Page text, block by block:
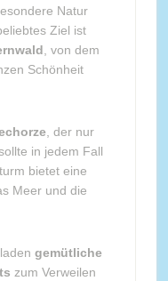
Natur
Ziel ist
, von dem
Schönheit
, der nur
in jedem Fall
bietet eine
Meer und die
laden gemütliche
zum Verweilen